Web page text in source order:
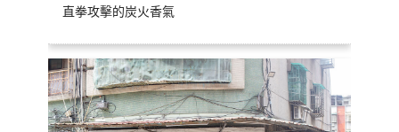
直拳攻擊的炭火香氣